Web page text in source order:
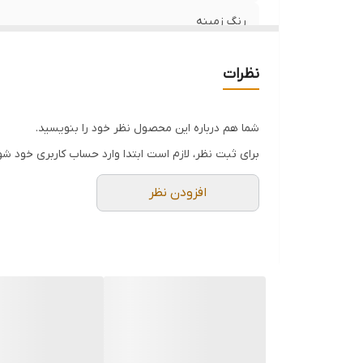
رنگ زمینه
نظرات
شما هم درباره این محصول نظر خود را بنویسید.
برای ثبت نظر، لازم است ابتدا وارد حساب کاربری خود
افزودن نظر